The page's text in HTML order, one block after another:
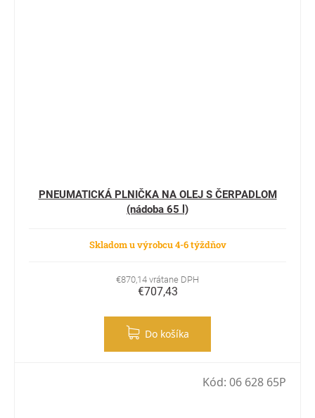
PNEUMATICKÁ PLNIČKA NA OLEJ S ČERPADLOM
(nádoba 65 l)
Skladom u výrobcu 4-6 týždňov
€870,14 vrátane DPH
€707,43
Do košíka
Kód: 06 628 65P